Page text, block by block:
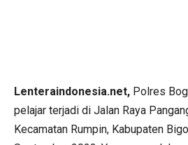
Lenteraindonesia.net, Polres
pelajar terjadi di Jalan Raya
Kecamatan Rumpin, Kabupaten